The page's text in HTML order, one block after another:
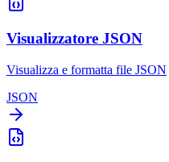
Visualizzatore JSON
Visualizza e formatta file JSON
JSON